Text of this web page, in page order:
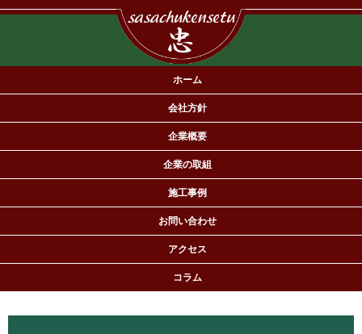
有限会社佐々忠建設は住宅の新築・リフォームを専門とする工務店で
す。
ホーム
会社方針
企業概要
企業の取組
施工事例
お問い合わせ
アクセス
コラム